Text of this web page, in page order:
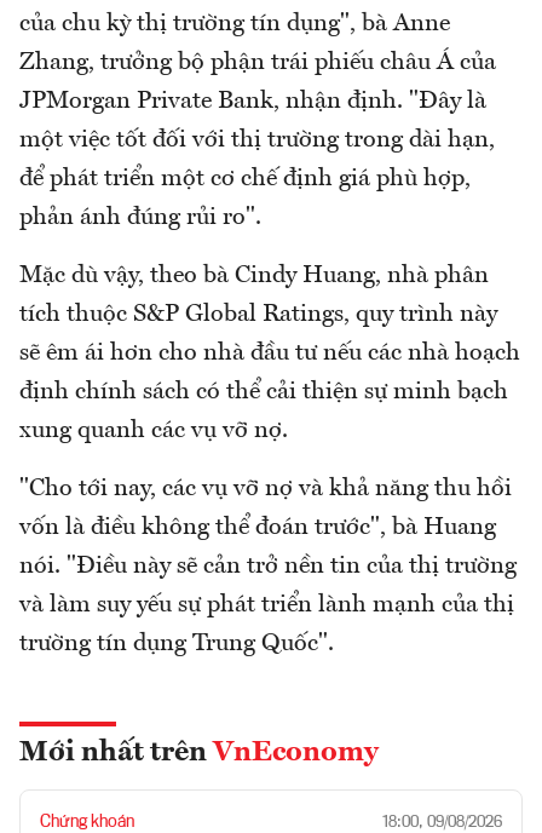
của chu kỳ thị trường tín dụng", bà Anne
Zhang, trưởng bộ phận trái phiếu châu Á của
JPMorgan Private Bank, nhận định. "Đây là
một việc tốt đối với thị trường trong dài hạn,
để phát triển một cơ chế định giá phù hợp,
phản ánh đúng rủi ro".
Mặc dù vậy, theo bà Cindy Huang, nhà phân
tích thuộc S&P Global Ratings, quy trình này
sẽ êm ái hơn cho nhà đầu tư nếu các nhà hoạch
định chính sách có thể cải thiện sự minh bạch
xung quanh các vụ vỡ nợ.
"Cho tới nay, các vụ vỡ nợ và khả năng thu hồi
vốn là điều không thể đoán trước", bà Huang
nói. "Điều này sẽ cản trở nền tin của thị trường
và làm suy yếu sự phát triển lành mạnh của thị
trường tín dụng Trung Quốc".
Mới nhất trên VnEconomy
Chứng khoán 18:00, 09/08/2026